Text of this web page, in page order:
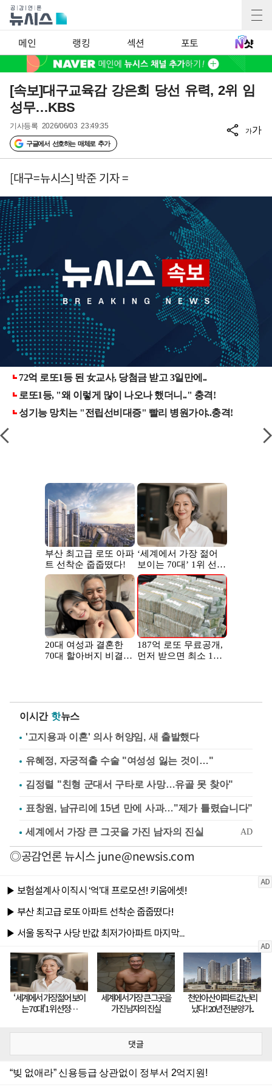
메인 랭킹 섹션 포토
[속보]대구교육감 강은희 당선 유력, 2위 임
성무…KBS
기사등록 2026/06/03 23:49:35
구글에서 선호하는 매체로 추가
가가
[대구=뉴시스] 박준 기자 =
이시간 핫뉴스
'고지용과 이혼' 의사 허양임, 새 출발했다
유혜정, 자궁적출 수술 "여성성 잃는 것이…"
김정렬 "친형 군대서 구타로 사망…유골 못 찾아"
표창원, 남규리에 15년 만에 사과…"제가 틀렸습니다"
◎공감언론 뉴시스june@newsis.com
댓글